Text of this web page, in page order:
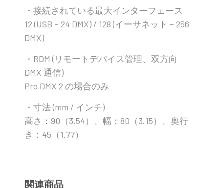
・接続されている最大インターフェース
12 (USB – 24 DMX) / 128 (イーサネット – 256
DMX)
・RDM (リモートデバイス管理、双方向
DMX 通信)
Pro DMX 2 の場合のみ
・寸法 (mm / インチ)
高さ：90（3.54）、幅：80（3.15）、奥行
き：45（1.77）
関連商品